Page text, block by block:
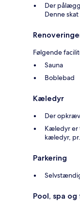
Der
Denne
Følgende
Sauna
Boblebad
Kæledyr
Der
Kæledyr er
kæledyr,
Parkering
Pool, spa